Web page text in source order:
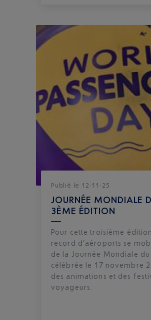
Publié le 12-11-25
JOURNÉE MONDIALE
3ÈME ÉDITION
Pour cette troisième
record d’aéroports se
de la Journée Mondiale du
célébrée le 17 novembre
des animations et des
voyageurs.